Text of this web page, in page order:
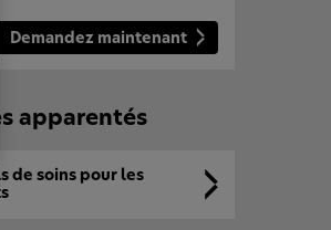
Demandez maintenant
apparentés
de soins pour les